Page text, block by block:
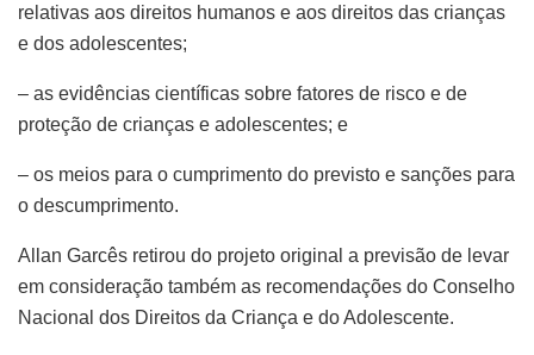
relativas aos direitos humanos e aos direitos das crianças
e dos adolescentes;
– as evidências científicas sobre fatores de risco e de
proteção de crianças e adolescentes; e
– os meios para o cumprimento do previsto e sanções para
o descumprimento.
Allan Garcês retirou do projeto original a previsão de levar
em consideração também as recomendações do Conselho
Nacional dos Direitos da Criança e do Adolescente.